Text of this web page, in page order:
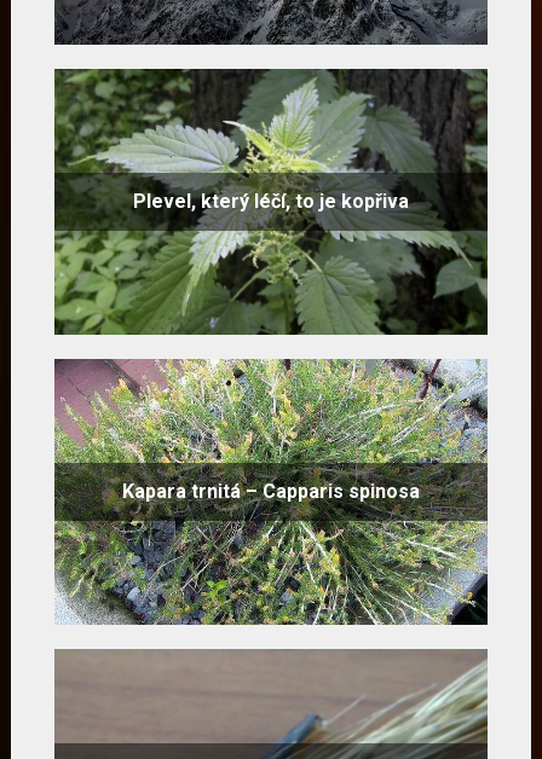
Plevel, který léčí, to je kopřiva
Kapara trnitá – Capparis spinosa